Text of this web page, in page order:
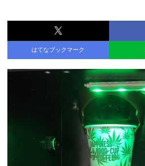
はてなブックマーク